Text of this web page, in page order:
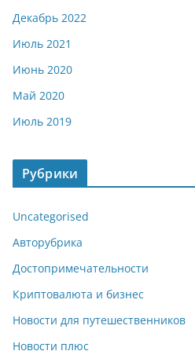
Декабрь 2022
Июль 2021
Июнь 2020
Май 2020
Июль 2019
Рубрики
Uncategorised
Авторубрика
Достопримечательности
Криптовалюта и бизнес
Новости для путешественников
Новости плюс